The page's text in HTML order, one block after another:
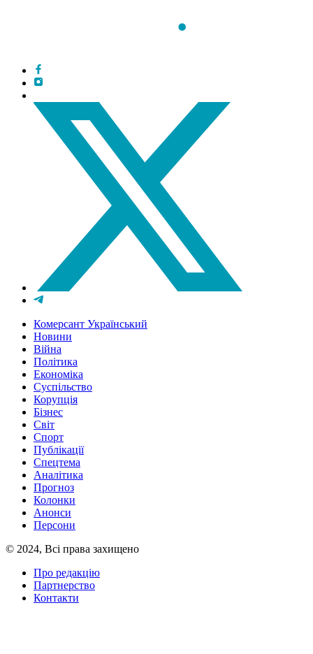
Комерсант Український
Новини
Війна
Політика
Економіка
Суспільство
Корупція
Бізнес
Світ
Спорт
Публікації
Спецтема
Аналітика
Прогноз
Колонки
Анонси
Персони
© 2024, Всі права захищено
Про редакцію
Партнерство
Контакти